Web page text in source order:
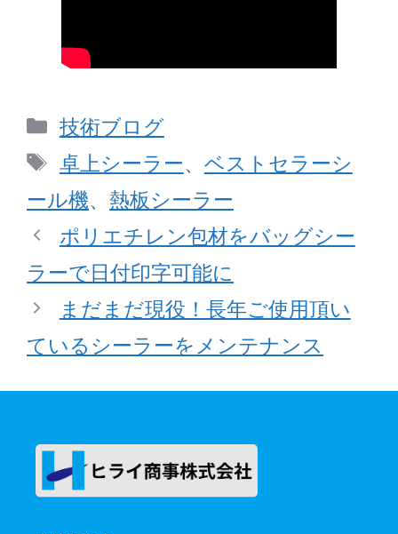
カ
テ
リ
ー
技術ブログ
タ
グ
卓上シーラー、 ベストセラーシ
ール機、 熱板シーラー
ポリエチレン包材をバッグシー
ラーで日付印字可能に
まだまだ現役！長年ご使用頂い
ているシーラーをメンテナンス